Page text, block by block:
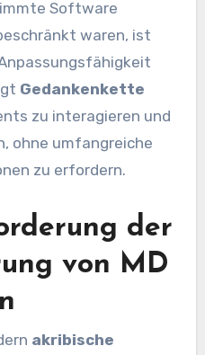
Software
waren, ist
Gedankenkette
zu interagieren und
ohne umfangreiche
zu erfordern.
der
von MD
akribische